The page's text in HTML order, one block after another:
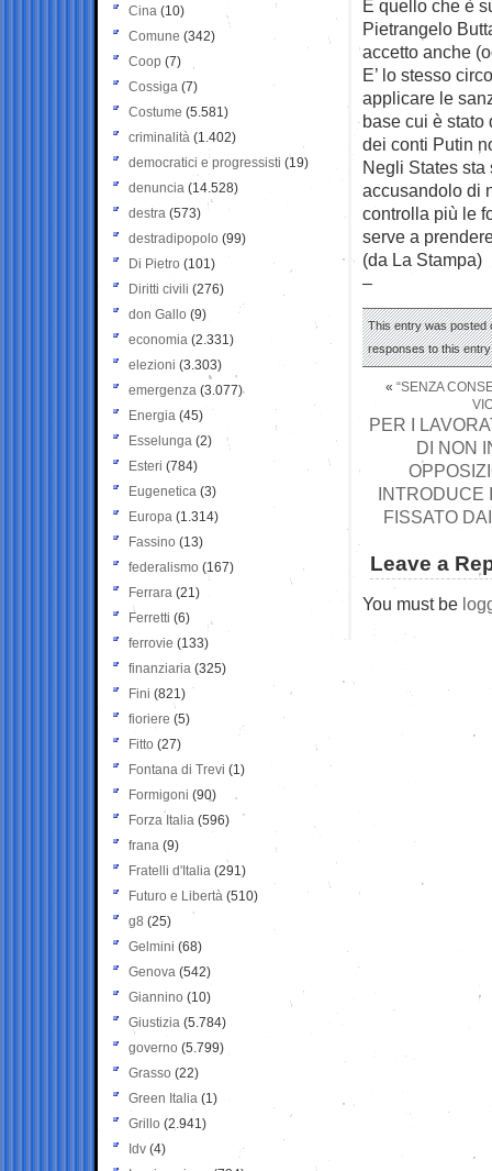
È quello che è
Pietrangelo
accetto anche
E’ lo stesso
applicare le
base cui è stato
dei conti Putin
Negli States sta
accusandolo di
controlla più le
serve a
(da La Stampa)
–
This entry was posted
responses to this
« “SENZA
PER I
DI NON
INTRODUCE
FISSATO
Leave a
You must be
Cina (10)
Comune (342)
Coop (7)
Cossiga (7)
Costume (5.581)
criminalità (1.402)
democratici e progressisti (19)
denuncia (14.528)
destra (573)
destradipopolo (99)
Di Pietro (101)
Diritti civili (276)
don Gallo (9)
economia (2.331)
elezioni (3.303)
emergenza (3.077)
Energia (45)
Esselunga (2)
Esteri (784)
Eugenetica (3)
Europa (1.314)
Fassino (13)
federalismo (167)
Ferrara (21)
Ferretti (6)
ferrovie (133)
finanziaria (325)
Fini (821)
fioriere (5)
Fitto (27)
Fontana di Trevi (1)
Formigoni (90)
Forza Italia (596)
frana (9)
Fratelli d'Italia (291)
Futuro e Libertà (510)
g8 (25)
Gelmini (68)
Genova (542)
Giannino (10)
Giustizia (5.784)
governo (5.799)
Grasso (22)
Green Italia (1)
Grillo (2.941)
Idv (4)